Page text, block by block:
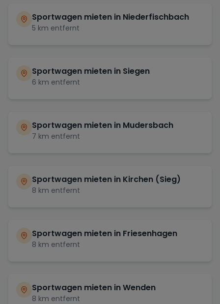
Sportwagen mieten in Niederfischbach
5 km entfernt
Sportwagen mieten in Siegen
6 km entfernt
Sportwagen mieten in Mudersbach
7 km entfernt
Sportwagen mieten in Kirchen (Sieg)
8 km entfernt
Sportwagen mieten in Friesenhagen
8 km entfernt
Sportwagen mieten inWenden
8 km entfernt